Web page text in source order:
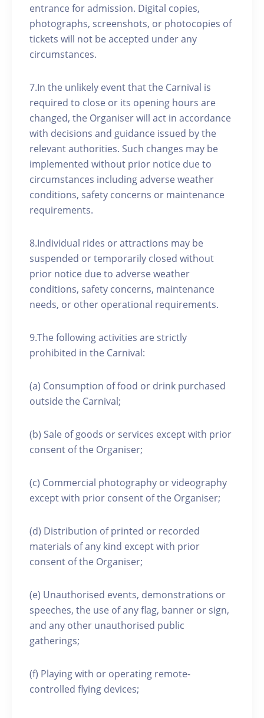
entrance for admission. Digital copies,
photographs, screenshots, or photocopies of
tickets will not be accepted under any
circumstances.
7.In the unlikely event that the Carnival is
required to close or its opening hours are
changed, the Organiser will act in accordance
with decisions and guidance issued by the
relevant authorities. Such changes may be
implemented without prior notice due to
circumstances including adverse weather
conditions, safety concerns or maintenance
requirements.
8.Individual rides or attractions may be
suspended or temporarily closed without
prior notice due to adverse weather
conditions, safety concerns, maintenance
needs, or other operational requirements.
9.The following activities are strictly
prohibited in the Carnival:
(a) Consumption of food or drink purchased
outside the Carnival;
(b) Sale of goods or services except with prior
consent of the Organiser;
(c) Commercial photography or videography
except with prior consent of the Organiser;
(d) Distribution of printed or recorded
materials of any kind except with prior
consent of the Organiser;
(e) Unauthorised events, demonstrations or
speeches, the use of any flag, banner or sign,
and any other unauthorised public
gatherings;
(f) Playing with or operating remote-
controlled flying devices;